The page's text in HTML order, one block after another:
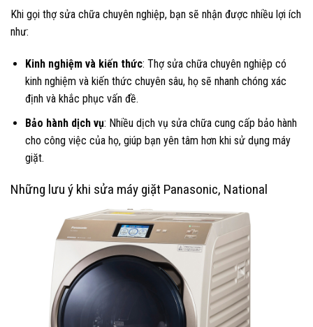
Khi gọi thợ sửa chữa chuyên nghiệp, bạn sẽ nhận được nhiều lợi ích
như:
Kinh nghiệm và kiến thức: Thợ sửa chữa chuyên nghiệp có
kinh nghiệm và kiến thức chuyên sâu, họ sẽ nhanh chóng xác
định và khắc phục vấn đề.
Bảo hành dịch vụ: Nhiều dịch vụ sửa chữa cung cấp bảo hành
cho công việc của họ, giúp bạn yên tâm hơn khi sử dụng máy
giặt.
Những lưu ý khi sửa máy giặt Panasonic, National